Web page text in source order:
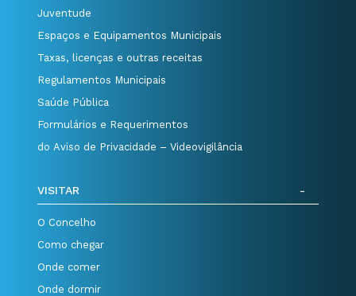
Juventude
Espaços e Equipamentos Municipais
Taxas, licenças e outras receitas
Regulamentos Municipais
Saúde Pública
Formulários e Requerimentos
do Aviso de Privacidade – Videovigilância
VISITAR
O Concelho
Como chegar
Onde comer
Onde dormir